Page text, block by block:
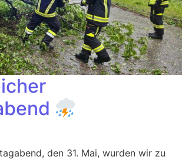
den 31. Mai, wurden wir zu